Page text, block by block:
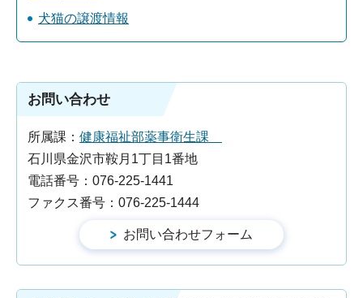
犬猫の譲渡情報
お問い合わせ
所属課： 健康福祉部薬事衛生課
石川県金沢市鞍月1丁目1番地
電話番号：076-225-1441
ファクス番号：076-225-1444